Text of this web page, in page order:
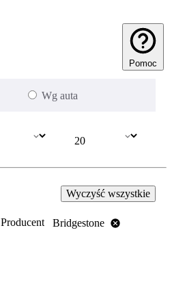
Pomoc
Wg auta
Wyczyść wszystkie
Producent Bridgestone